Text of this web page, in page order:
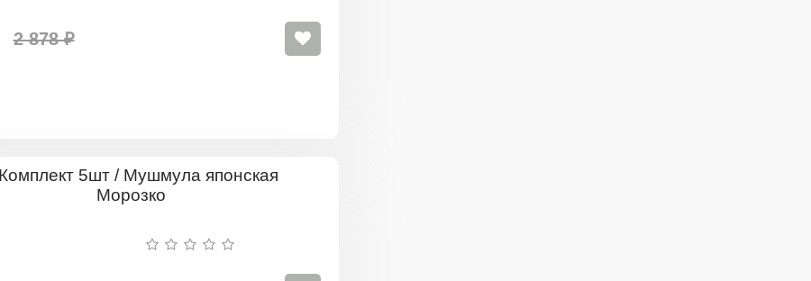
2 878 ₽